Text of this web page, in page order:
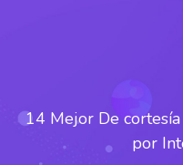
14 Mejor De
por